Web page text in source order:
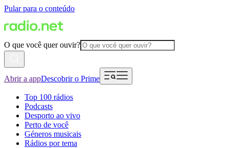
Pular para o conteúdo
O que você quer ouvir?
Abrir a appDescobrir o Prime
Top 100 rádios
Podcasts
Desporto ao vivo
Perto de você
Géneros musicais
Rádios por tema